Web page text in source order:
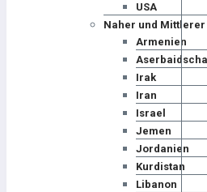
USA
Naher und Mittlerer
Armenien
Irak
Iran
Israel
Jemen
Jordanien
Kurdistan
Libanon